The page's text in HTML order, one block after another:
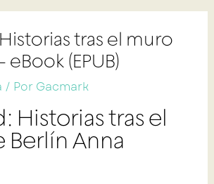
tras el muro
(EPUB)
/ Por Gacmark
Historias tras el
Berlín Anna